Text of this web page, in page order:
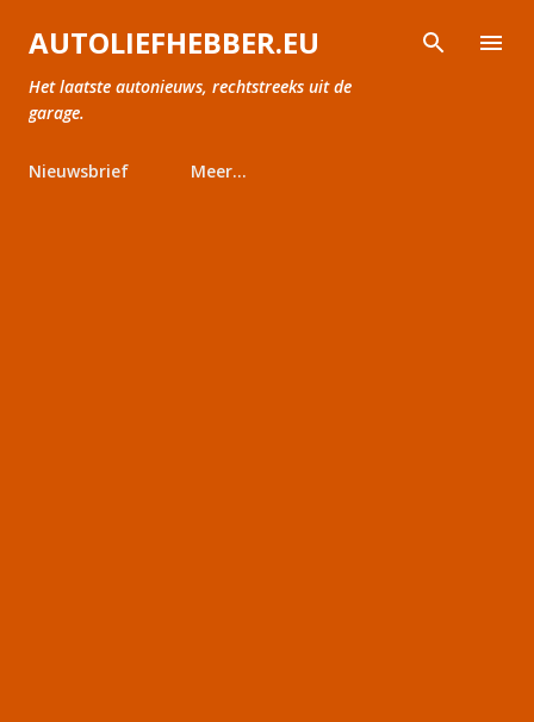
Doorgaan naar hoofdcontent
AUTOLIEFHEBBER.EU
Het laatste autonieuws, rechtstreeks uit de
garage.
Nieuwsbrief Meer…